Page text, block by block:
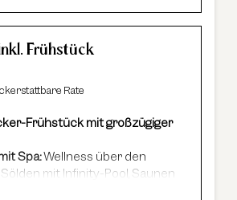
Frühstück
Rate
Frühstück mit großzügiger
Spa:Wellness über den
mit Infinity-Pool, Saunen